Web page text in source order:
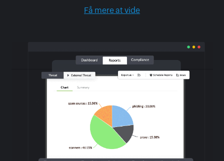
Få mere at vide